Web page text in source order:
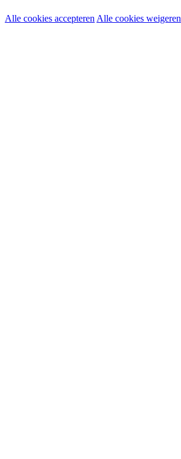
Noodzakelijke cookies:
Alle cookies accepteren Alle cookies weigeren